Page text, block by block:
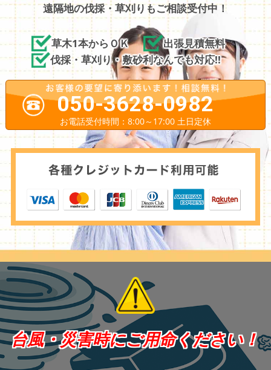
遠隔地の伐採・草刈りもご相談受付中！
草木1本からＯＫ
出張見積無料
伐採・草刈り・敷砂利なんでも対応!!
050-3628-0982
お電話受付時間：8:00～17:00 土日定休
台風・災害時にご用命ください！